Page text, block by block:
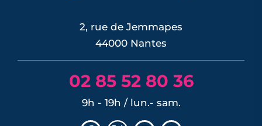
2, rue de Jemmapes
44000 Nantes
02 85 52 80 36
9h - 19h / lun.- sam.